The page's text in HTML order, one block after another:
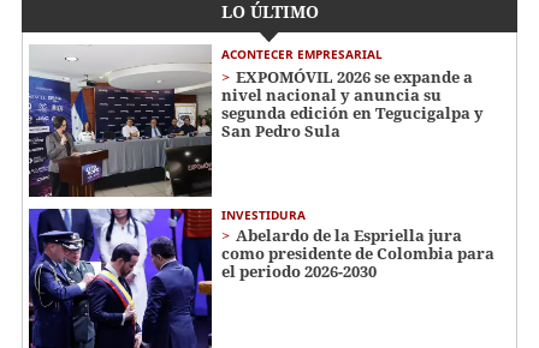
LO ÚLTIMO
ACONTECER EMPRESARIAL
EXPOMÓVIL 2026 se expande a
nivel nacional y anuncia su
segunda edición en Tegucigalpa y
San Pedro Sula
INVESTIDURA
Abelardo de la Espriella jura
como presidente de Colombia para
el periodo 2026-2030